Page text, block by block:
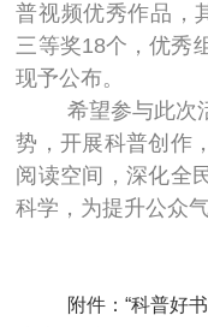
普视频优秀作品，
三等奖18个，优秀
现予公布。
希望参与此次
势，开展科普创作
阅读空间，深化全
科学，为提升公众
附件： “科普好